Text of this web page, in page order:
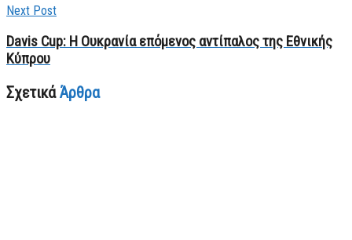
Next Post
Davis Cup: Η Oυκρανία επόμενος αντίπαλος της Εθνικής
Κύπρου
ΣχετικάΆρθρα